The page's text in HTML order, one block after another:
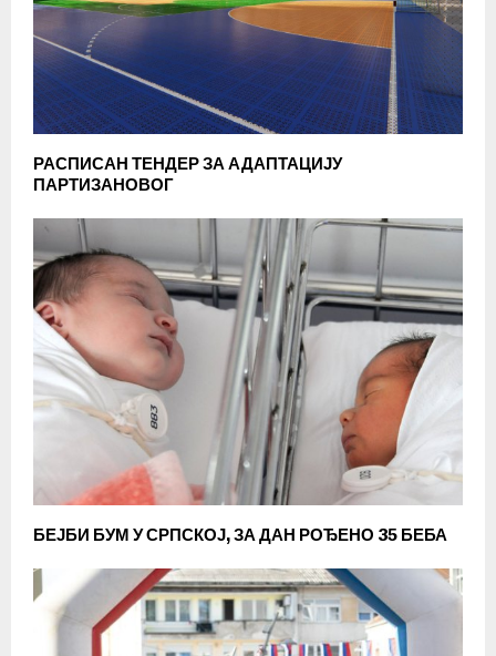
РАСПИСАН ТЕНДЕР ЗА АДАПТАЦИЈУ
ПАРТИЗАНОВОГ
БЕЈБИ БУМ У СРПСКОЈ, ЗА ДАН РОЂЕНО 35 БЕБА